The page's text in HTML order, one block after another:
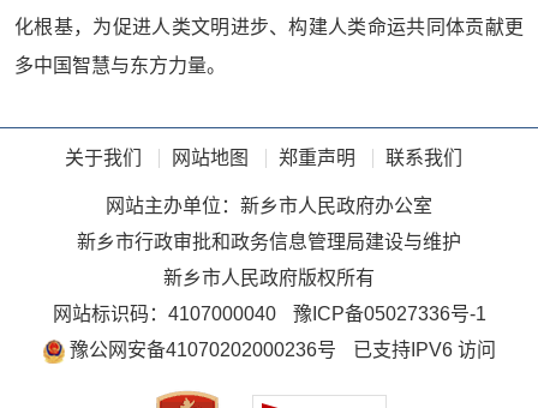
化根基，为促进人类文明进步、构建人类命运共同体贡献更
多中国智慧与东方力量。
关于我们 网站地图 郑重声明 联系我们
网站主办单位：新乡市人民政府办公室
新乡市行政审批和政务信息管理局建设与维护
新乡市人民政府版权所有
网站标识码：4107000040
豫ICP备05027336号-1
豫公网安备41070202000236号
已支持IPV6 访问